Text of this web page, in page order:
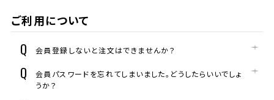
ご利用について
会員登録しないと注文はできませんか？
会員パスワードを忘れてしまいました。どうしたらいいでしょ
うか？